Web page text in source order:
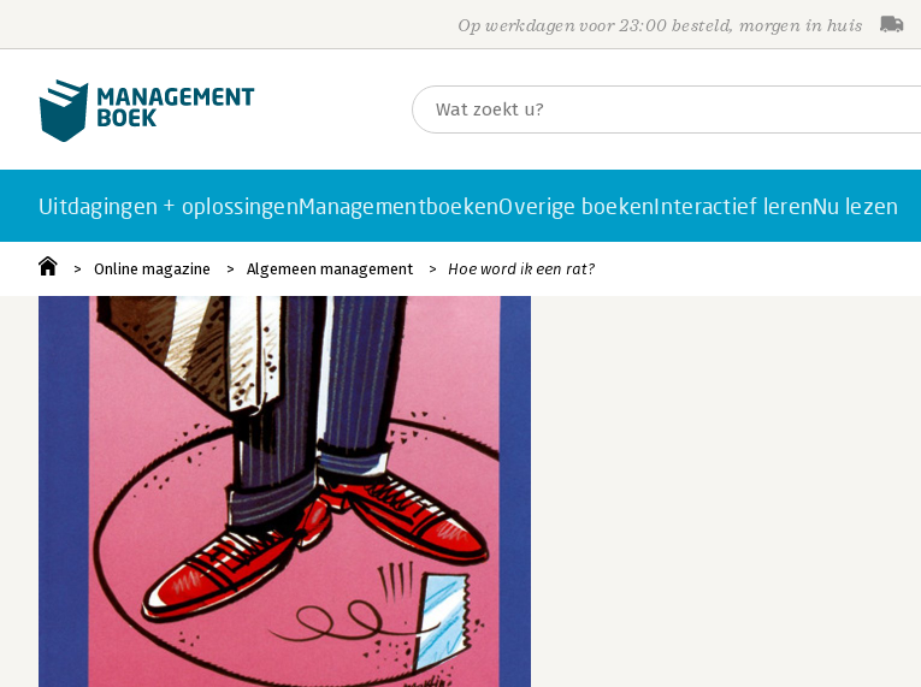
Op werkdagen voor 23:00 besteld, morgen in huis
Uitdagingen + oplossingenManagementboekenOverige boekenInteractief lerenNu lezen
Online magazine Algemeen management Hoe word ik een rat?